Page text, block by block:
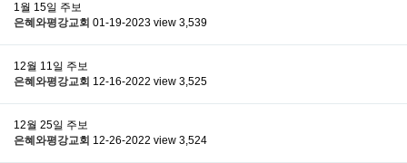
1월 15일 주보
은혜와평강교회 01-19-2023 view 3,539
12월 11일 주보
은혜와평강교회 12-16-2022 view 3,525
12월 25일 주보
은혜와평강교회 12-26-2022 view 3,524